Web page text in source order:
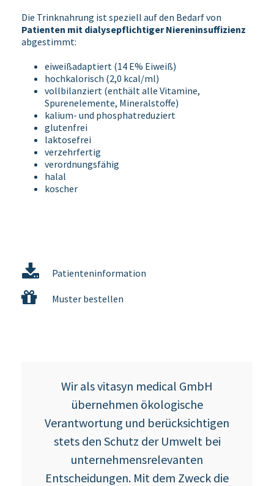
Die Trinknahrung ist speziell auf den Bedarf von
Patienten mit dialysepflichtiger Niereninsuffizienz
abgestimmt:
eiweißadaptiert (14 E% Eiweiß)
hochkalorisch (2,0 kcal/ml)
vollbilanziert (enthält alle Vitamine,
Spurenelemente, Mineralstoffe)
kalium- und phosphatreduziert
glutenfrei
laktosefrei
verzehrfertig
verordnungsfähig
halal
koscher
Patienteninformation
Muster bestellen
Wir als vitasyn medical GmbH
übernehmen ökologische
Verantwortung und berücksichtigen
stets den Schutz der Umwelt bei
unternehmensrelevanten
Entscheidungen. Mit dem Zweck die